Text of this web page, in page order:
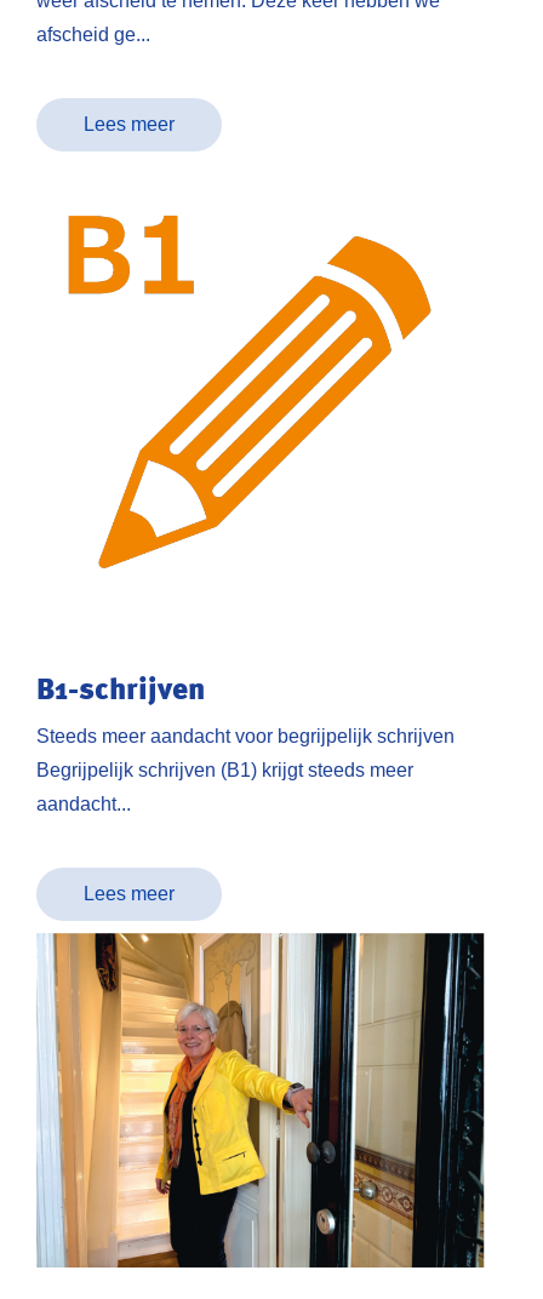
afscheid ge...
Lees meer
B1-schrijven
Steeds meer aandacht voor begrijpelijk schrijven
Begrijpelijk schrijven (B1) krijgt steeds meer
aandacht...
Lees meer